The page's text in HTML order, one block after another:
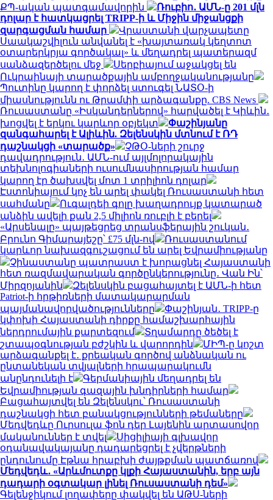
ՔՊ-ական պատգամավորին
Ռուբիո․ ԱՄՆ-ը 201 մլն
դոլար է հատկացրել TRIPP-ի և Միջին միջանցքի
զարգացման համար
Վրաստանի վարչապետը
Սաակաշվիլուն անվանել է «խայտառակ կեղտոտ
օտարերկրյա գործակալ» և մեղադրել պատերազմ
սանձազերծելու մեջ
Սերբիայում աջակցել են
Ուկրաինայի տարածքային ամբողջականությանը
Պուտինը կարող է փորձել ստուգել ՆԱՏՕ-ի
միասնությունն ու Թրամփի արձագանքը. CBS News
Ռուսաստանը «Իսկանդերներով» հարվածել է Կիևին․
խոցվել է երկու կարևոր օբյեկտ
Փաշինյանը
զանգահարել է Ալիևին. Զելենսկին մտնում է ՌԴ
դաշնակցի «տարածք»
ՉԹՕ-ների շուրջ
դավադրություն․ ԱՄՆ-ում այլմոլորակային
տեխնոլոգիաների ուսումնասիրության համար
կարող էր ծախսվել մոտ 1 տրիլիոն դոլար
Էստոնիայում կոչ են արել փակել Ռուսաստանի հետ
սահմանը
Ուգալդեի գոլը խաղադրույք կատարած
անձին ավելի քան 2,5 միլիոն ռուբլի է բերել
«Արսենալը» պայթեցրեց տրանսֆերային շուկան․
Բրունո Գիմարայեշը՝ £75 մլն-ով
Ռուսաստանում
կարևոր նախազգուշացում են արել Եվրամիությանը
Չինաստանը պատրաստ է խորացնել Հայաստանի
հետ ռազմավարական գործընկերությունը․ Վան Ին՝
Միրզոյանին
Զելենսկին բացահայտել է ԱՄՆ-ի հետ
Patriot-ի հրթիռների մատակարարման
պայմանավորվածությունները
Փաշինյան․ TRIPP-ը
կփոխի Հայաստանի դիրքը համաշխարհային
ներդրումային քարտեզում
Տղամարդը ծեծել է
շտապօգնության բժշկին և վարորդին
ՄԻՊ-ը կոշտ
արձագանքել է․ քրեական գործով անձնական ու
ընտանեկան տվյալների հրապարակումն
անընդունելի է
Գերմանիային մեղադրել են
Եվրամիության գազային խնդիրների համար
Բացահայտվել են Զելենսկու՝ Ռուսաստանի
դաշնակցի հետ բանակցությունների թեմաները
Մեդվեդևը Ուրսուլա ֆոն դեր Լայենին արտասովոր
մականուններ է տվել
Սիցիլիայի գլխավոր
օդանավակայանը դադարեցրել է չվերթների
ընդունումը Էթնա հրաբխի ժայթքման պատճառով
Մեդվեդև․ «Արևմուտքը կլքի Հայաստանին, երբ այն
դադարի օգտակար լինել Ռուսաստանի դեմ»
Գելենջիկում լողափերը փակվել են ԱԹՍ-ների